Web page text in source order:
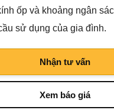
ốp và khoảng ngân
sử dụng của gia đình.
Nhận tư vấn
Xem báo giá